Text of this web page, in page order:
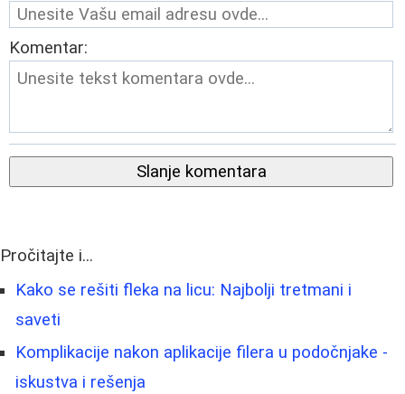
Komentar:
Slanje komentara
Pročitajte i...
Kako se rešiti fleka na licu: Najbolji tretmani i
saveti
Komplikacije nakon aplikacije filera u podočnjake -
iskustva i rešenja